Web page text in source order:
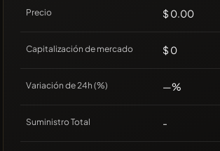
Precio $ 0.00
Capitalización de mercado $ 0
Variación de 24h (%) —%
Suministro Total -